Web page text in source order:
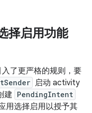
择启用功能
了更严格的规则，要
启动 activity
建 PendingIntent
用选择启用以授予其